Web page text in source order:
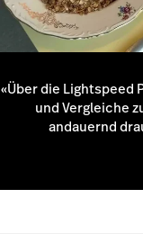
«Über die Lightspeed
und Vergleiche
andauernd